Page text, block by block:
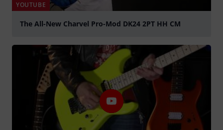
YOUTUBE
The All-New Charvel Pro-Mod DK24 2PT HH CM